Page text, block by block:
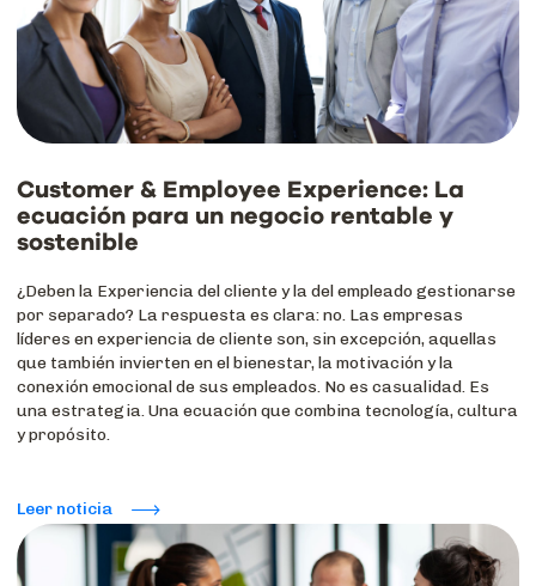
Customer & Employee Experience: La
ecuación para un negocio rentable y
sostenible
¿Deben la Experiencia del cliente y la del empleado gestionarse
por separado? La respuesta es clara: no. Las empresas
líderes en experiencia de cliente son, sin excepción, aquellas
que también invierten en el bienestar, la motivación y la
conexión emocional de sus empleados. No es casualidad. Es
una estrategia. Una ecuación que combina tecnología, cultura
y propósito.
Leer noticia